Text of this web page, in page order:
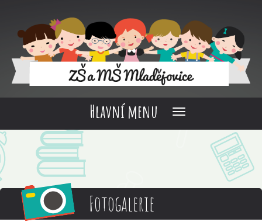
Hlavní menu
Fotogalerie